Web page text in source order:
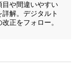
や間違いやすい
解。デジタルト
正をフォロー。